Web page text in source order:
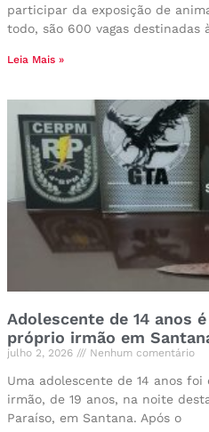
participar da exposição de
todo, são 600 vagas destinadas
Leia Mais »
Adolescente de 14 anos
próprio irmão em
julho 2, 2026 Nenhum comentário
Uma adolescente de 14 anos
irmão, de 19 anos, na noite
Paraíso, em Santana. Após o